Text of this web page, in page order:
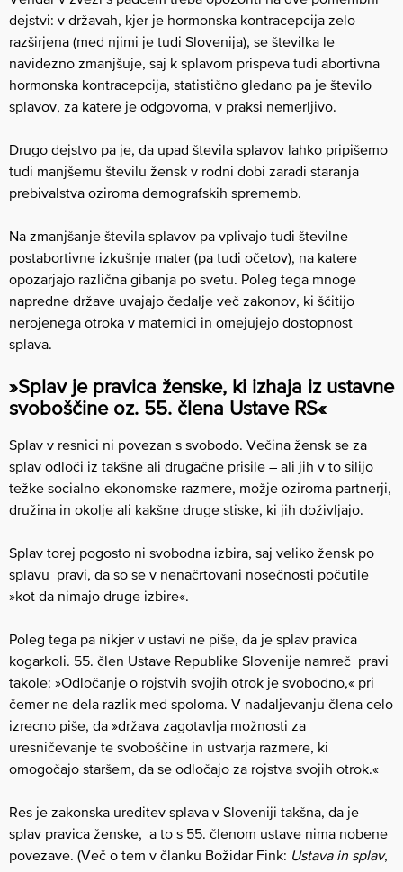
dejstvi: v državah, kjer je hormonska kontracepcija zelo
razširjena (med njimi je tudi Slovenija), se številka le
navidezno zmanjšuje, saj k splavom prispeva tudi abortivna
hormonska kontracepcija, statistično gledano pa je število
splavov, za katere je odgovorna, v praksi nemerljivo.
Drugo dejstvo pa je, da upad števila splavov lahko pripišemo
tudi manjšemu številu žensk v rodni dobi zaradi staranja
prebivalstva oziroma demografskih sprememb.
Na zmanjšanje števila splavov pa vplivajo tudi številne
postabortivne izkušnje mater (pa tudi očetov), na katere
opozarjajo različna gibanja po svetu. Poleg tega mnoge
napredne države uvajajo čedalje več zakonov, ki ščitijo
nerojenega otroka v maternici in omejujejo dostopnost
splava.
»Splav je pravica ženske, ki izhaja iz ustavne
svoboščine oz. 55. člena Ustave RS«
Splav v resnici ni povezan s svobodo. Večina žensk se za
splav odloči iz takšne ali drugačne prisile – ali jih v to silijo
težke socialno-ekonomske razmere, možje oziroma partnerji,
družina in okolje ali kakšne druge stiske, ki jih doživljajo.
Splav torej pogosto ni svobodna izbira, saj veliko žensk po
splavu pravi, da so se v nenačrtovani nosečnosti počutile
»kot da nimajo druge izbire«.
Poleg tega pa nikjer v ustavi ne piše, da je splav pravica
kogarkoli. 55. člen Ustave Republike Slovenije namreč pravi
takole: »Odločanje o rojstvih svojih otrok je svobodno,« pri
čemer ne dela razlik med spoloma. V nadaljevanju člena celo
izrecno piše, da »država zagotavlja možnosti za
uresničevanje te svoboščine in ustvarja razmere, ki
omogočajo staršem, da se odločajo za rojstva svojih otrok.«
Res je zakonska ureditev splava v Sloveniji takšna, da je
splav pravica ženske, a to s 55. členom ustave nima nobene
povezave. (Več o tem v članku Božidar Fink: Ustava in splav,